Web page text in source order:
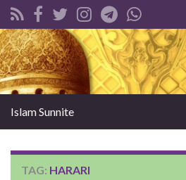
Search for:
Islam Sunnite
TAG: HARARI